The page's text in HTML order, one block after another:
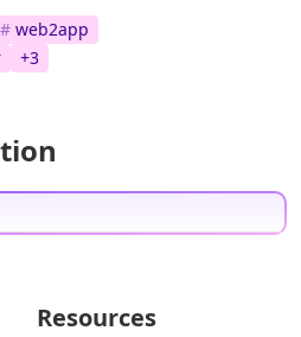
# web2app
+3
Resources